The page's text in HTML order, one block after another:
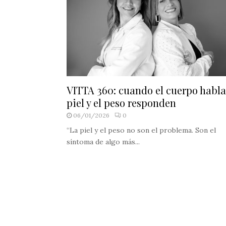
VITTA 360: cuando el cuerpo
piel y el peso responden
06/01/2026 0
“La piel y el peso no son el problema. Son el
síntoma de algo más...